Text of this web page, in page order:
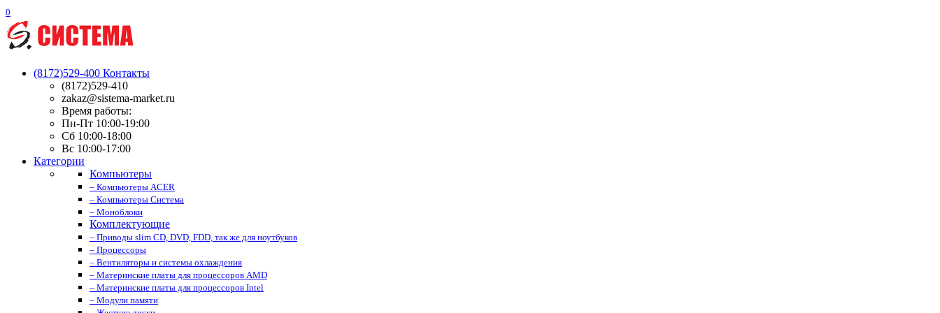
0
(8172)529-400 Контакты
(8172)529-410
zakaz@sistema-market.ru
Время работы:
Пн-Пт 10:00-19:00
Сб 10:00-18:00
Вс 10:00-17:00
Категории
Компьютеры
– Компьютеры ACER
– Компьютеры Система
– Моноблоки
Комплектующие
– Приводы slim CD, DVD, FDD, так же для ноутбуков
– Процессоры
– Вентиляторы и системы охлаждения
– Материнские платы для процессоров AMD
– Материнские платы для процессоров Intel
– Модули памяти